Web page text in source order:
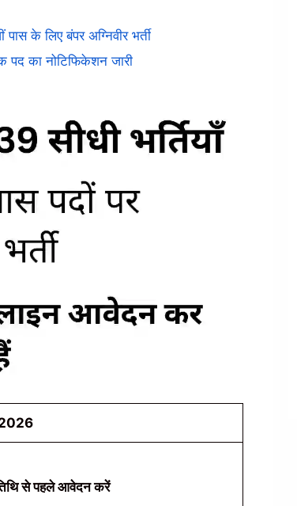
के लिए बंपर अग्निवीर भर्ती
का नोटिफिकेशन जारी
से पहले आवेदन करें